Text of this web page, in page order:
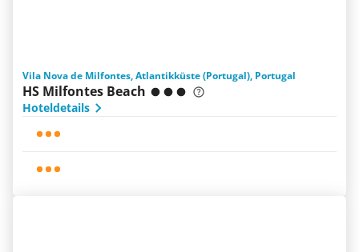
Vila Nova de Milfontes, Atlantikküste (Portugal), Portugal
HS Milfontes Beach
Hoteldetails